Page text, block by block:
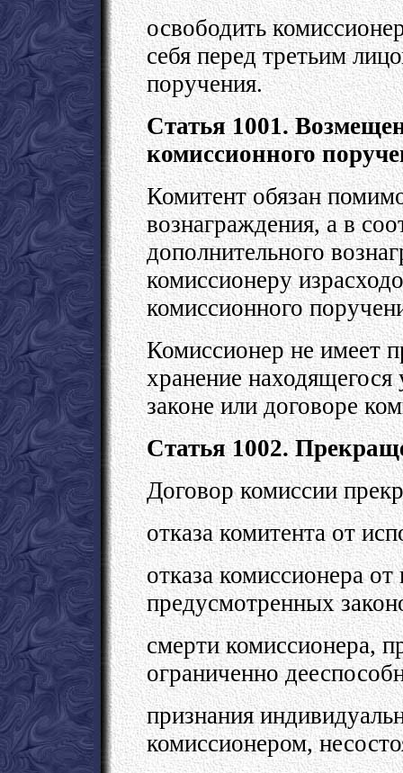
освободить
себя перед третьим
поручения.
Статья 1001.
комиссионного
Комитент обязан
вознаграждения, а в
дополнительного
комиссионеру
комиссионного
Комиссионер не имеет
хранение
законе или договоре
Статья 1002.
Договор комиссии
отказа комитента от
отказа комиссионера
предусмотренных
смерти комиссионера,
ограниченно
признания
комиссионером,